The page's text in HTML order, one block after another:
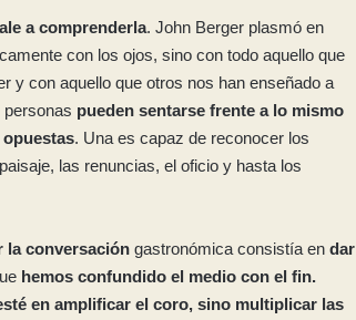
a comprenderla. John Berger plasmó en
con los ojos, sino con todo aquello que
y con aquello que otros nos han enseñado a
pueden sentarse frente a lo mismo
. Una es capaz de reconocer los
las renuncias, el oficio y hasta los
la conversación gastronómica consistía en dar
hemos confundido el medio con el fin.
en amplificar el coro, sino multiplicar las